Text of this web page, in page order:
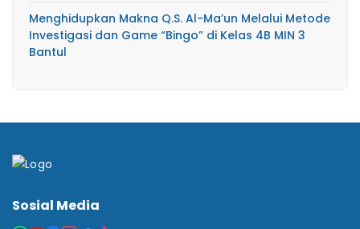
Menghidupkan Makna Q.S. Al-Ma’un Melalui Metode
Investigasi dan Game “Bingo” di Kelas 4B MIN 3
Bantul
Sosial Media